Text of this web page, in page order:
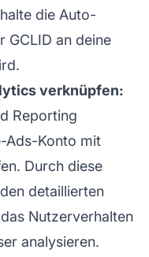
die Auto-
GCLID an deine
verknüpfen:
Reporting
Ads-Konto mit
Durch diese
detaillierten
Nutzerverhalten
analysieren.